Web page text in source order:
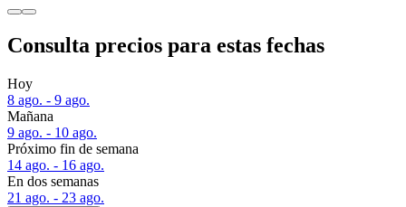
Consulta precios para estas fechas
Hoy
8 ago. - 9 ago.
Mañana
9 ago. - 10 ago.
Próximo fin de semana
14 ago. - 16 ago.
En dos semanas
21 ago. - 23 ago.